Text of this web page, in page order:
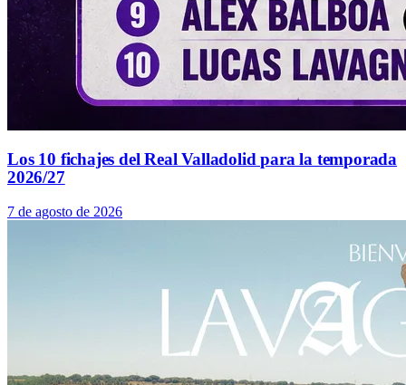
Los 10 fichajes del Real Valladolid para la temporada
2026/27
7 de agosto de 2026